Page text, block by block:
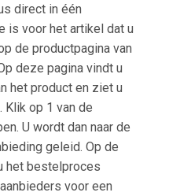
direct in één
is voor het artikel dat u
de productpagina van
deze pagina vindt u
het product en ziet u
Klik op 1 van de
U wordt dan naar de
geleid. Op de
het bestelproces
voor een